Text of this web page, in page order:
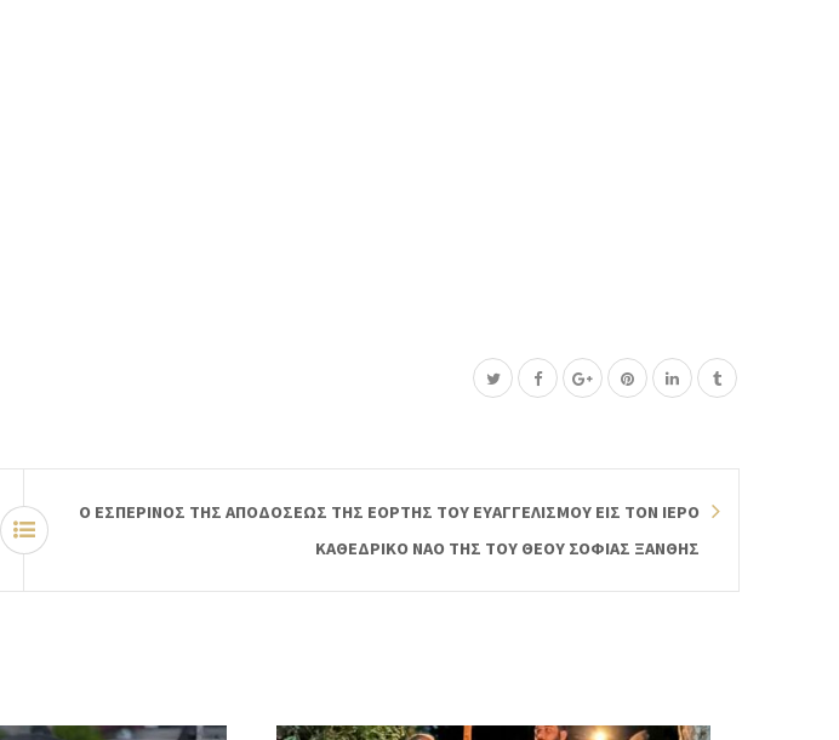
Ο ΕΣΠΕΡΙΝΟΣ ΤΗΣ ΑΠΟΔΟΣΕΩΣ ΤΗΣ ΕΟΡΤΗΣ ΤΟΥ ΕΥΑΓΓΕΛΙΣΜΟΥ ΕΙΣ ΤΟΝ ΙΕΡΟ
ΚΑΘΕΔΡΙΚΟ ΝΑΟ ΤΗΣ ΤΟΥ ΘΕΟΥ ΣΟΦΙΑΣ ΞΑΝΘΗΣ